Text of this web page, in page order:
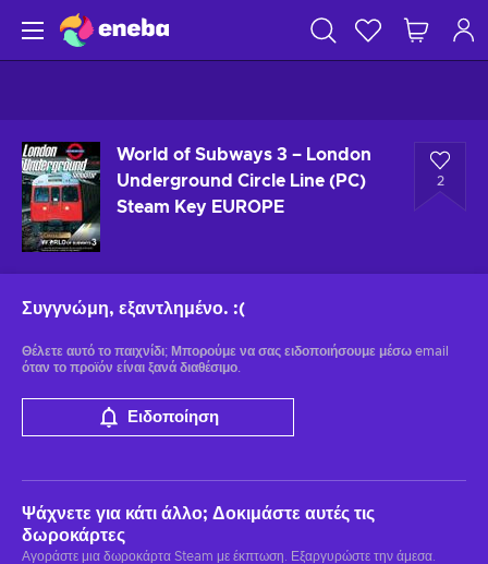
World of Subways 3 – London
Underground Circle Line (PC)
Steam Key EUROPE
2
Συγγνώμη, εξαντλημένο. :(
Θέλετε αυτό το παιχνίδι; Μπορούμε να σας ειδοποιήσουμε μέσω email
όταν το προϊόν είναι ξανά διαθέσιμο.
Ειδοποίηση
Ψάχνετε για κάτι άλλο; Δοκιμάστε αυτές τις
δωροκάρτες
Αγοράστε μια δωροκάρτα Steam με έκπτωση. Εξαργυρώστε την άμεσα.